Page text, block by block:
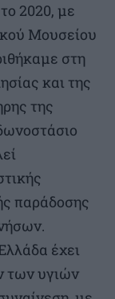
2020, με
Μουσείου
στη
και της
της
παράδοσης
έχει
των υγιών